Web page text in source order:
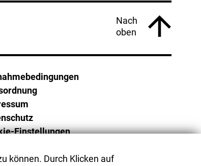
können. Durch Klicken auf
Nach
oben
Einstellungen
melden